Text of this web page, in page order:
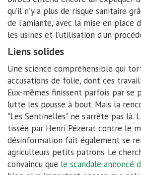
qu’il n’y a plus de risque sanitaire
de l’amiante, avec la mise en place
les usines et l'utilisation d'un
Liens solides
Une science compréhensible qui
accusations de folie, dont ces
Eux-mêmes finissent parfois par se
lutte les pousse à bout. Mais la
"Les Sentinelles" ne s’arrête pas là.
tissée par Henri Pézerat contre le
désinformation fait également se
agriculteurs petits patrons. Le
convaincu que le scandale annoncé